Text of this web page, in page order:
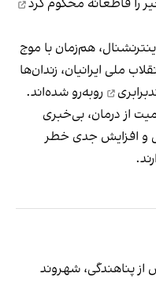
را قاطعانه محکوم کرد
هم‌زمان با موج
ملی ایرانیان، زندان‌ها
روبه‌رو شده‌اند.
از درمان، بی‌خبری
و افزایش جدی خطر